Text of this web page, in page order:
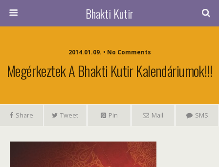
Bhakti Kutir
2014.01.09. • No Comments
Megérkeztek A Bhakti Kutir Kalendáriumok!!!
Share Tweet Pin Mail SMS